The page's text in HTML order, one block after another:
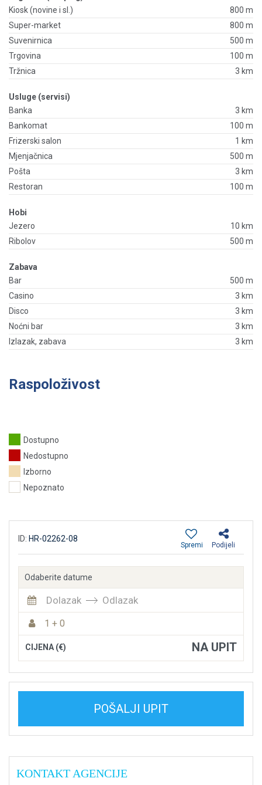
Kiosk (novine i sl.)
800 m
Super-market
800 m
Suvenirnica
500 m
Trgovina
100 m
Tržnica
3 km
Usluge (servisi)
Banka
3 km
Bankomat
100 m
Frizerski salon
1 km
Mjenjačnica
500 m
Pošta
3 km
Restoran
100 m
Hobi
Jezero
10 km
Ribolov
500 m
Zabava
Bar
500 m
Casino
3 km
Disco
3 km
Noćni bar
3 km
Izlazak, zabava
3 km
Raspoloživost
Dostupno
Nedostupno
Izborno
Nepoznato
ID: HR-02262-08
Podijeli
Spremi
Odaberite datume
Dolazak Odlazak
1 + 0
CIJENA (€) NA UPIT
POŠALJI UPIT
KONTAKT AGENCIJE